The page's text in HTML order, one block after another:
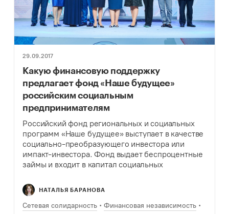
29.09.2017
Какую финансовую поддержку
предлагает фонд «Наше будущее»
российским социальным
предпринимателям
Российский фонд региональных и социальных
программ «Наше будущее» выступает в качестве
социально-преобразующего инвестора или
импакт-инвестора. Фонд выдает беспроцентные
займы и входит в капитал социальных
конкурсных программ фонда, которые будут
полезны для социальных предпринимателей.
НАТАЛЬЯ БАРАНОВА
Сетевая солидарность
Финансовая независимость